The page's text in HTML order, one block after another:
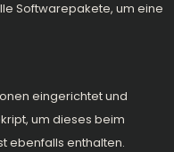
Softwarepakete, um eine
eingerichtet und
um dieses beim
ebenfalls enthalten.